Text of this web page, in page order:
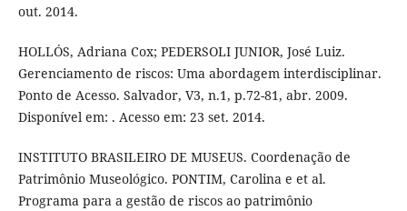
out. 2014.
HOLLÓS, Adriana Cox; PEDERSOLI JUNIOR, José Luiz.
Gerenciamento de riscos: Uma abordagem interdisciplinar.
Ponto de Acesso. Salvador, V3, n.1, p.72-81, abr. 2009.
Disponível em: . Acesso em: 23 set. 2014.
INSTITUTO BRASILEIRO DE MUSEUS. Coordenação de
Patrimônio Museológico. PONTIM, Carolina e et al.
Programa para a gestão de riscos ao patrimônio